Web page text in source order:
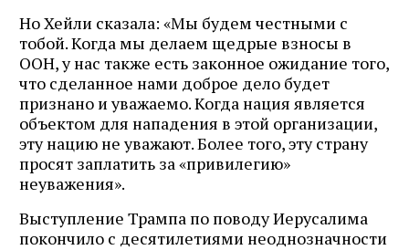
Но Хейли сказала: «Мы будем честными с
тобой. Когда мы делаем щедрые взносы в
ООН, у нас также есть законное ожидание того,
что сделанное нами доброе дело будет
признано и уважаемо. Когда нация является
объектом для нападения в этой организации,
эту нацию не уважают. Более того, эту страну
просят заплатить за «привилегию»
неуважения».
Выступление Трампа по поводу Иерусалима
покончило с десятилетиями неоднозначности